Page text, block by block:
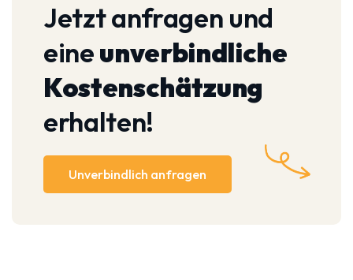
Jetzt anfragen und
eineunverbindliche
Kostenschätzung
erhalten!
Unverbindlich anfragen